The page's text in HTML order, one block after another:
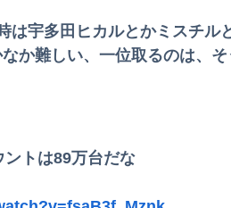
堂CMでとんでもない服を着てし
がHすぎる…
の玉突き事故に巻き込まれた軽
は宇多田ヒカルとかミスチル
か難しい、一位取るのは、そ
トは89万台だな